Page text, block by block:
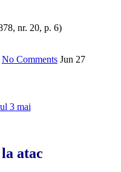
nr. 20, p. 6)
No Comments Jun 27
atac